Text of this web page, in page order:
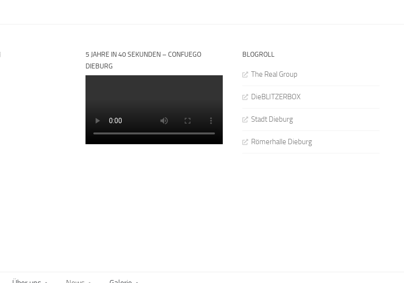
5 JAHRE IN 40 SEKUNDEN – CONFUEGO
DIEBURG
BLOGROLL
The Real Group
DieBLITZERBOX
Stadt Dieburg
Römerhalle Dieburg